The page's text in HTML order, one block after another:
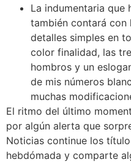
La indumentaria que
también contará con
detalles simples en
color finalidad, las
hombros y un
de mis números
muchas
El ritmo del último
por algún alerta que
Noticias continue los
hebdómada y comparte